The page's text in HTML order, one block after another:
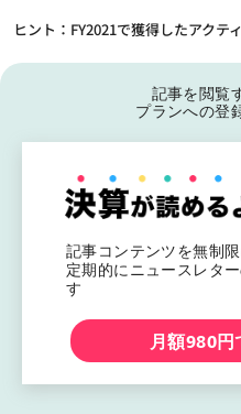
ヒント：FY2021で獲得したアクテ
記事を閲覧
プランへの登
記事コンテンツを無制
定期的にニュースレタ
す
月額980